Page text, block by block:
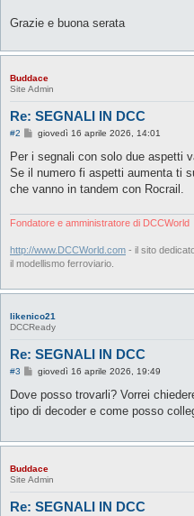
Grazie e buona serata
Buddace
Site Admin
Re: SEGNALI IN DCC
#2
M
s
a
g
o
giovedì 16 aprile 2026, 14:01
Per i segnali con solo due aspetti
Se il numero fi aspetti aumenta ti
che vanno in tandem con Rocrail.
Fondatore e amministratore di DCCWorld
http://www.DCCWorld.com - il sito
il modellismo ferroviario.
likenico21
DCCReady
Re: SEGNALI IN DCC
#3
M
s
a
i
giovedì 16 aprile 2026, 19:49
Dove posso trovarli? Vorrei
tipo di decoder e come posso
Buddace
Site Admin
Re: SEGNALI IN DCC